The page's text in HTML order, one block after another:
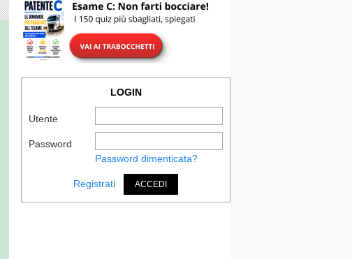
LOGIN
Utente
Password
Password dimenticata?
Registrati ACCEDI